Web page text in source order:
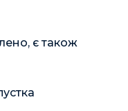
є також